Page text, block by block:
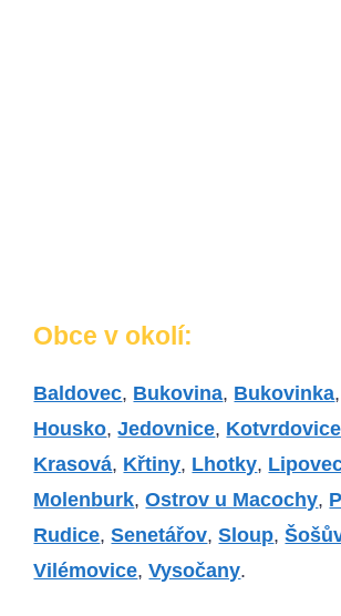
Obce v okolí:
Baldovec, Bukovina, Bukovinka,
Housko,Jedovnice, Kotvrdovice
Krasová, Křtiny, Lhotky,
Molenburk,Ostrov u Macochy,
Rudice,Senetářov,Sloup,
Vilémovice,Vysočany.